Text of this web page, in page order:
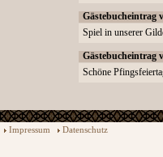
Gästebucheintrag
Spiel in unserer
Gästebucheintrag
Schöne
Impressum Datenschutz